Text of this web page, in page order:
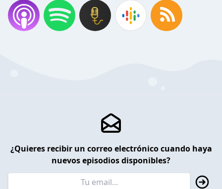
¿Quieres recibir un correo electrónico cuando haya
nuevos episodios disponibles?